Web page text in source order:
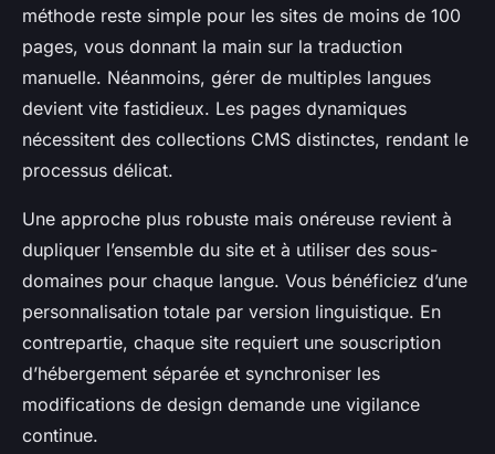
méthode reste simple pour les sites de moins de 100
pages, vous donnant la main sur la traduction
manuelle. Néanmoins, gérer de multiples langues
devient vite fastidieux. Les pages dynamiques
nécessitent des collections CMS distinctes, rendant le
processus délicat.
Une approche plus robuste mais onéreuse revient à
dupliquer l’ensemble du site et à utiliser des sous-
domaines pour chaque langue. Vous bénéficiez d’une
personnalisation totale par version linguistique. En
contrepartie, chaque site requiert une souscription
d’hébergement séparée et synchroniser les
modifications de design demande une vigilance
continue.